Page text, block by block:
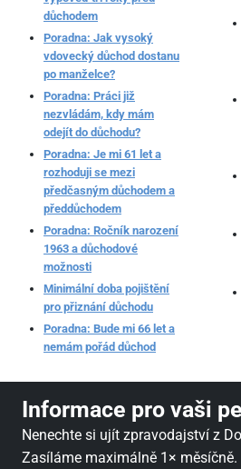
důchodem
Poradna: Jak vysoký
vdovecký důchod dostanu
po manželce?
Poradna: Práci již
nezvládám, kdy mám
odejít do důchodu?
Poradna: Je mi 61 let a
rozhoduji se mezi
předčasným důchodem a
předdůchodem
Poradna: Ročník narození
1963 a důchodové
možnosti
Minimální doba pojištění
pro přiznání důchodu
Poradna: Bude mi 66 let a
nemám pořád důchod
Informace pro vaši
Nenechte si ujít zpravodajství z
Zasíláme maximálně 1× měsíčně.